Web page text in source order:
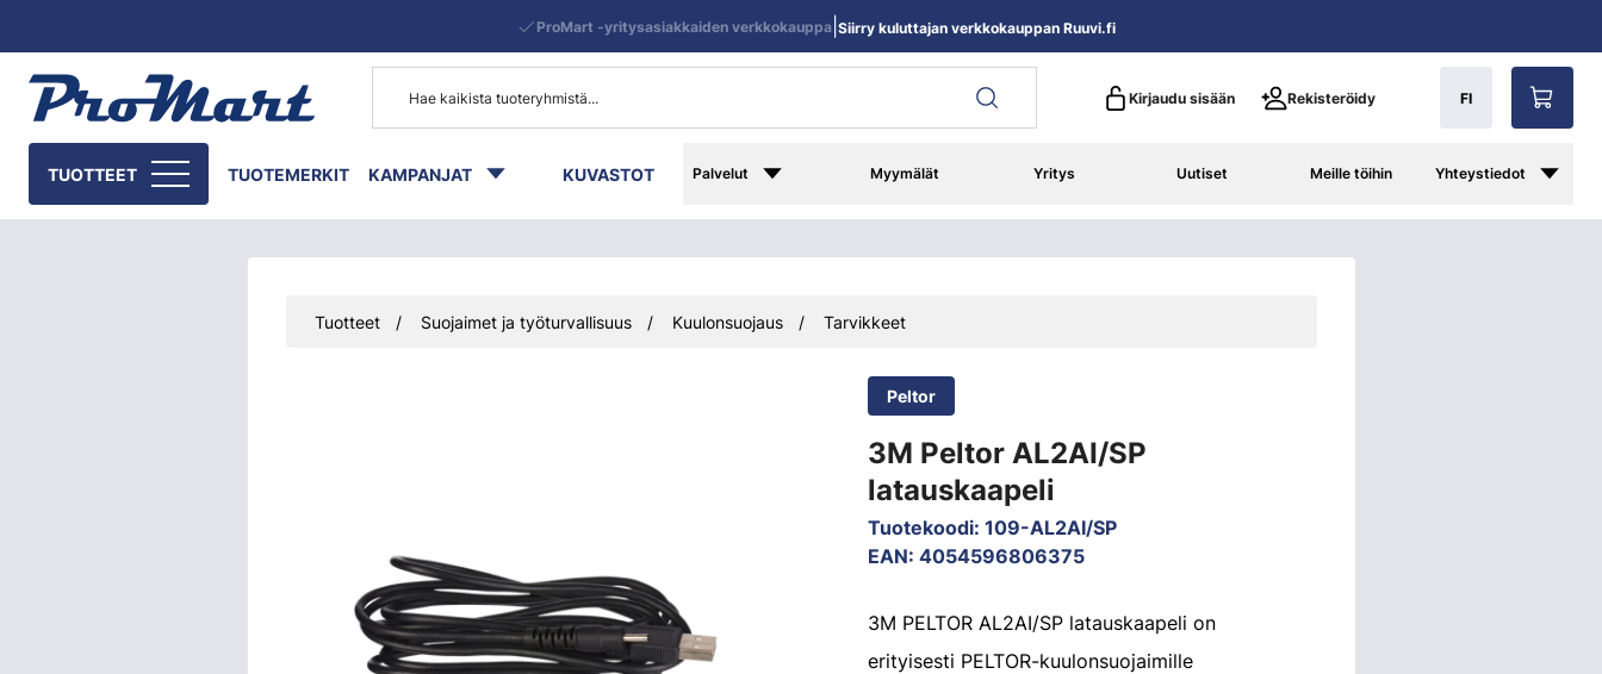
Kirjaudu sisään Rekisteröidy FI
TUOTTEET TUOTEMERKIT KAMPANJAT KUVASTOT Palvelut Myymälät Yritys Uutiset Meille töihin Yhteystiedot
ProMart -yritysasiakkaiden verkkokauppa| Siirry kuluttajan verkkokauppan Ruuvi.fi
Tuotteet Suojaimet ja työturvallisuus Kuulonsuojaus Tarvikkeet
Peltor
3M Peltor AL2AI/SP
latauskaapeli
Tuotekoodi: 109-AL2AI/SP
EAN: 4054596806375
3M PELTOR AL2AI/SP latauskaapeli on
erityisesti PELTOR-kuulonsuojaimille